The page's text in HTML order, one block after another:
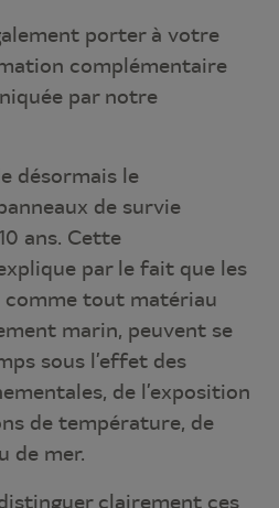
porter à votre
complémentaire
par notre
désormais le
de survie
ans. Cette
par le fait que les
tout matériau
marin, peuvent se
sous l’effet des
de l’exposition
de température, de
de mer.
clairement ces